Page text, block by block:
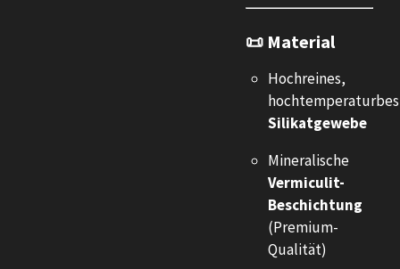
📜 Material
Hochreines,
Silikatgewebe
Mineralische
Vermiculit-
Beschichtung
(Premium-
Qualität)